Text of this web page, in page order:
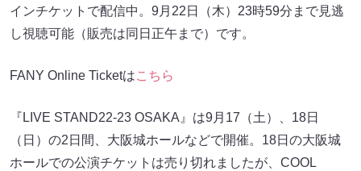
インチケットで配信中。9月22日（木）23時59分まで見逃
し視聴可能（販売は同日正午まで）です。
FANY Online Ticketはこちら
『LIVE STAND22-23 OSAKA』は9月17（土）、18日
（日）の2日間、大阪城ホールなどで開催。18日の大阪城
ホールでの公演チケットは売り切れましたが、COOL